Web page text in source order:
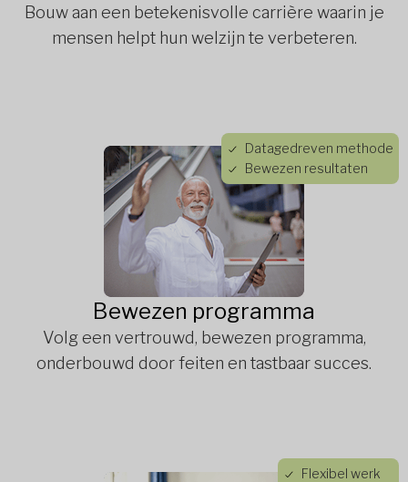
Bouw aan een betekenisvolle carrière waarin je
mensen helpt hun welzijn te verbeteren.
Datagedreven methode
Bewezen resultaten
Bewezen programma
Volg een vertrouwd, bewezen programma,
onderbouwd door feiten en tastbaar succes.
Flexibel werk